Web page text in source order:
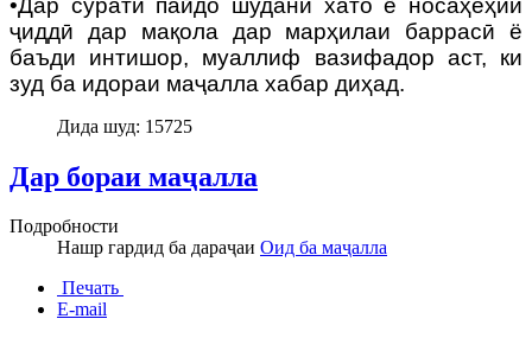
ҷиддӣ дар мақола дар марҳилаи баррасӣ ё
баъди интишор, муаллиф вазифадор аст, ки
зуд ба идораи маҷалла хабар диҳад.
Дида шуд: 15725
Дар бораи маҷалла
Подробности
Нашр гардид ба дараҷаи Оид ба маҷалла
Печать
E-mail